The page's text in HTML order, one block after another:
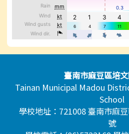
頁尾區域內容臺南市麻豆區培
Tainan Municipal Madou
School
學校地址：721008 臺南市麻
號